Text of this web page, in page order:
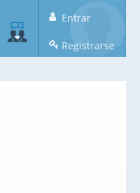
Entrar
Registrarse